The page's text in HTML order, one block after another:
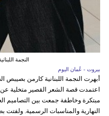
النجمة
بيروت - عُمان اليوم
أبهرت النجمة اللبنانية كارمن
اعتمدت قصة الشعر القصير متخلية عن
مبتكرة وخاطفة جمعت بين التصاميم
النهارية والمناسبات الرسمية. ولفتت